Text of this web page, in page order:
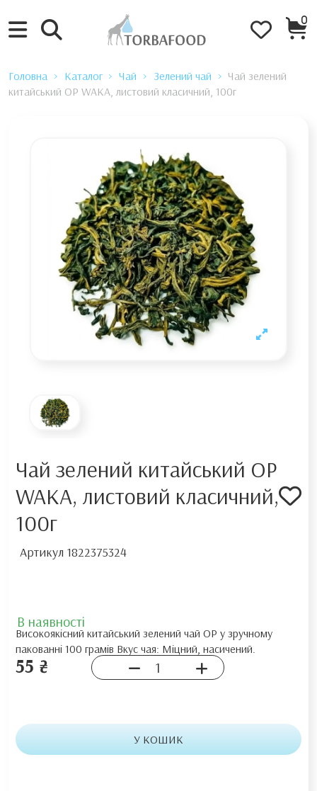
0
Головна Каталог Чай Зелений чай
Чай зелений
китайський OP WAKA, листовий класичний, 100г
Чай зелений китайський OP
WAKA, листовий класичний,
100г
Артикул 1822375324
Високоякісний китайський зелений чай ОР у зручному
пакованні 100 грамів Вкус чая: Міцний, насичений.
В наявності
55 ₴
У КОШИК